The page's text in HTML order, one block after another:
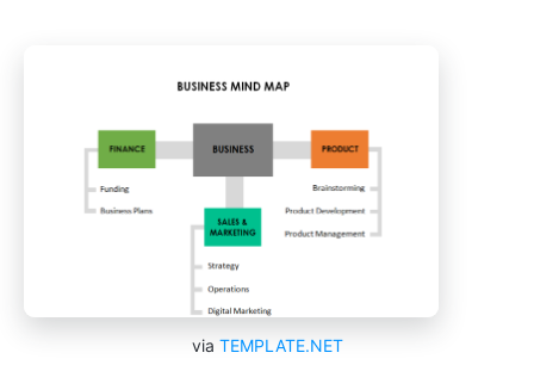
via TEMPLATE.NET